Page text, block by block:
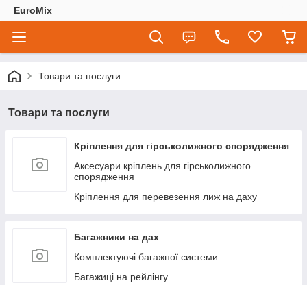
EuroMix
Товари та послуги
Товари та послуги
Кріплення для гірськолижного спорядження
Аксесуари кріплень для гірськолижного
спорядження
Кріплення для перевезення лиж на даху
Багажники на дах
Комплектуючі багажної системи
Багажиці на рейлінгу